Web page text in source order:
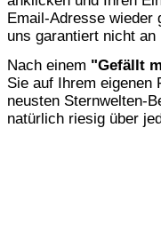
Email-Adresse wieder
uns garantiert nicht
Nach einem "Gefällt
Sie auf Ihrem eigenen
neusten Sternwelten-
natürlich riesig über